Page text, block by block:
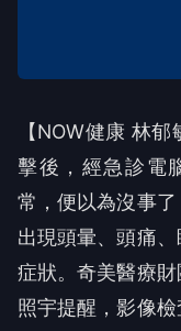
【NOW健康 林
擊後，經急診電
常，便以為沒事
出現頭暈、頭痛
症狀。奇美醫療
照宇提醒，影像